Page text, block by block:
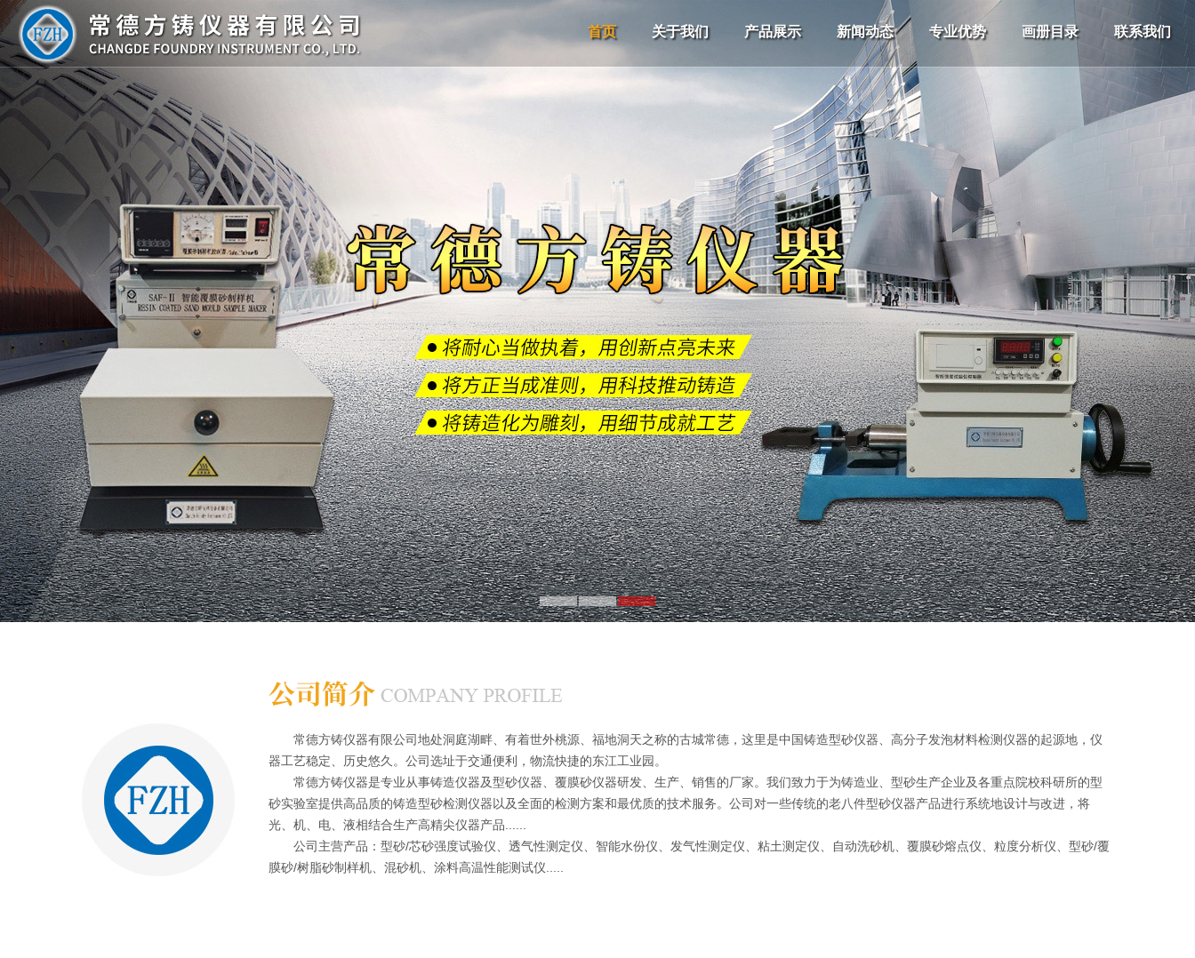
首页 关于我们 产品展示 新闻动态 专业优势 画册目录 联系我们
常德方铸仪器有限公司地处洞庭湖畔、有着世外桃源、福地洞天之称的古城常德，这里是中国铸造型砂仪器、高分子发泡材料检测仪器的起源地，仪
器工艺稳定、历史悠久。公司选址于交通便利，物流快捷的东江工业园。
常德方铸仪器是专业从事铸造仪器及型砂仪器、覆膜砂仪器研发、生产、销售的厂家。我们致力于为铸造业、型砂生产企业及各重点院校科研所的型
砂实验室提供高品质的铸造型砂检测仪器以及全面的检测方案和最优质的技术服务。公司对一些传统的老八件型砂仪器产品进行系统地设计与改进，将
光、机、电、液相结合生产高精尖仪器产品......
公司主营产品：型砂/芯砂强度试验仪、透气性测定仪、智能水份仪、发气性测定仪、粘土测定仪、自动洗砂机、覆膜砂熔点仪、粒度分析仪、型砂/覆
膜砂/树脂砂制样机、混砂机、涂料高温性能测试仪.....